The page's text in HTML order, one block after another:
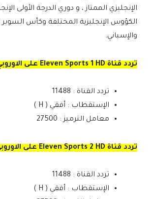
الإنجليزي الممتاز ، و دوري الدرجة الأولى
الكؤوس الإنجليزية المختلفة وكأس
والإسباني.
تردد قناة Eleven Sports 1 HD على الاوروبي
تردد القناة : 11488
الإستقطاب : أفقي ( H )
معامل الترميز : 27500
تردد قناة Eleven Sports 2 HD على الاوروبي
تردد القناة : 11488
الإستقطاب : أفقي ( H )